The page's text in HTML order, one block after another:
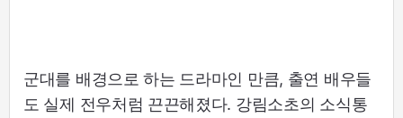
군대를 배경으로 하는 드라마인 만큼, 출연 배우들
도 실제 전우처럼 끈끈해졌다. 강림소초의 소식통